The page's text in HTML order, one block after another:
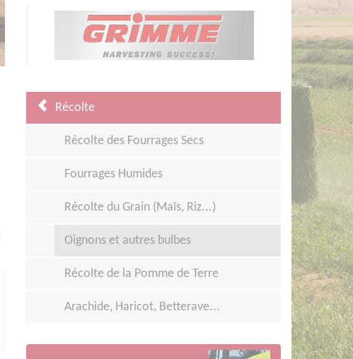
Récolte
Récolte des Fourrages Secs
Fourrages Humides
Récolte du Grain (Maïs, Riz...)
Oignons et autres bulbes
Récolte de la Pomme de Terre
Arachide, Haricot, Betterave...